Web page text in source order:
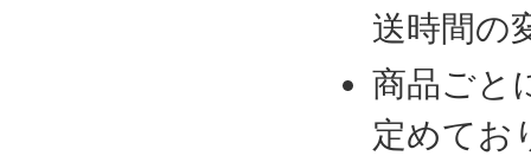
送時間の
商品ごと
定めてお